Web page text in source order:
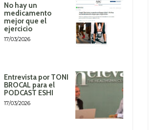
No hay un
medicamento
mejor que el
ejercicio
17/03/2026
Entrevista por TONI
BROCAL para el
PODCAST ESHI
17/03/2026